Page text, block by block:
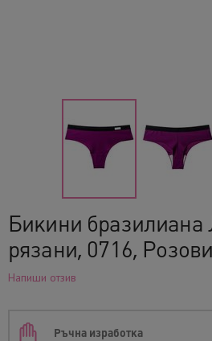
Бикини бразилиана
рязани, 0716, Розови
Напиши отзив
Ръчна изработка